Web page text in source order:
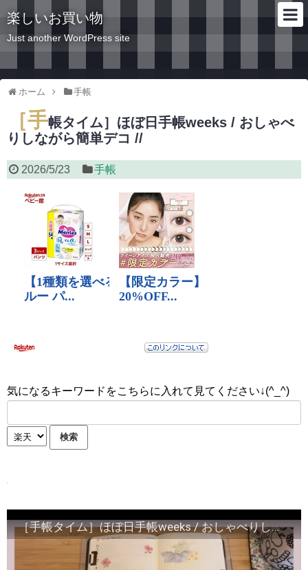
楽しいお買い物
Just another WordPress site
ホーム 手帳
［手帳タイム］ほぼ日手帳weeks / おしゃべ
りしながら簡単デコ //
2026/5/23 手帳
気になるキーワードをこちらに入れて見てください↓(^_^)
［手帳タイム］ほぼ日手帳weeks / おしゃべりしながら簡単デコ //